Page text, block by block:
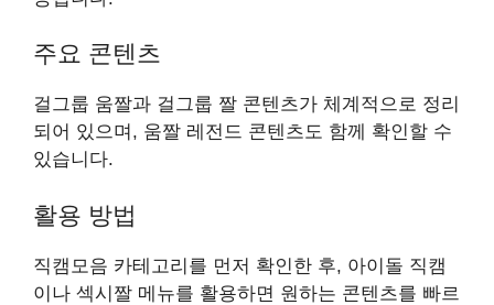
주요 콘텐츠
걸그룹 움짤과 걸그룹 짤 콘텐츠가 체계적으로 정리
되어 있으며, 움짤 레전드 콘텐츠도 함께 확인할 수
있습니다.
활용 방법
직캠모음 카테고리를 먼저 확인한 후, 아이돌 직캠
이나 섹시짤 메뉴를 활용하면 원하는 콘텐츠를 빠르